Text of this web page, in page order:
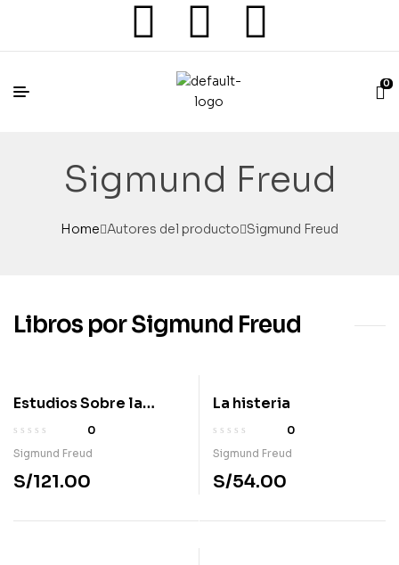
0
Sigmund Freud
Home Autores del producto Sigmund Freud
Libros por Sigmund Freud
Estudios Sobre la
Histeria
0
Sigmund Freud
S/121.00
La histeria
0
Sigmund Freud
S/54.00